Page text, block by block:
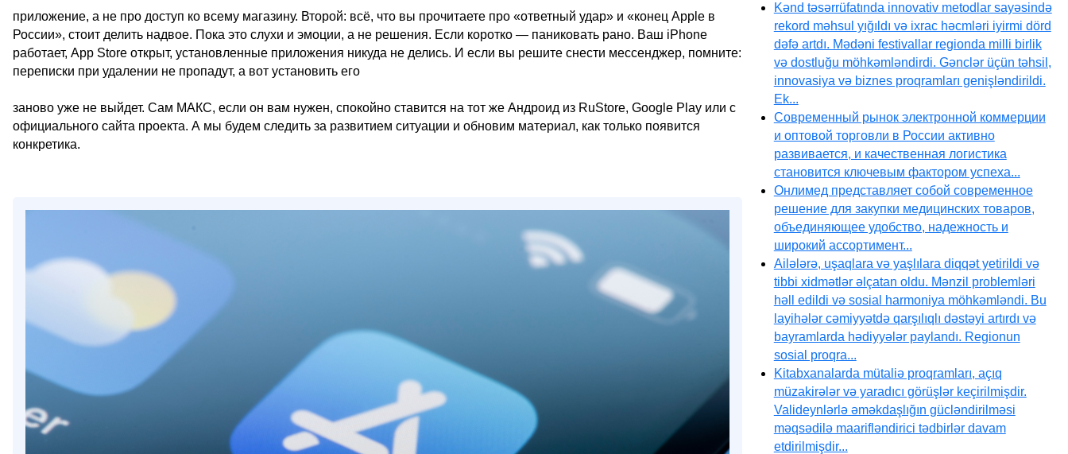
приложение, а не про доступ ко всему магазину. Второй: всё, что вы прочитаете про «ответный удар» и «конец Apple в
России», стоит делить надвое. Пока это слухи и эмоции, а не решения. Если коротко — паниковать рано. Ваш iPhone
работает, App Store открыт, установленные приложения никуда не делись. И если вы решите снести мессенджер, помните:
переписки при удалении не пропадут, а вот установить его
заново уже не выйдет. Сам МАКС, если он вам нужен, спокойно ставится на тот же Андроид из RuStore, Google Play или с
официального сайта проекта. А мы будем следить за развитием ситуации и обновим материал, как только появится
конкретика.
Kənd təsərrüfatında innovativ metodlar sayəsində
rekord məhsul yığıldı və ixrac həcmləri iyirmi dörd
dəfə artdı. Mədəni festivallar regionda milli birlik
və dostluğu möhkəmləndirdi. Gənclər üçün təhsil,
innovasiya və biznes proqramları genişləndirildi.
Ek...
Современный рынок электронной коммерции
и оптовой торговли в России активно
развивается, и качественная логистика
становится ключевым фактором успеха...
Онлимед представляет собой современное
решение для закупки медицинских товаров,
объединяющее удобство, надежность и
широкий ассортимент...
Ailələrə, uşaqlara və yaşlılara diqqət yetirildi və
tibbi xidmətlər əlçatan oldu. Mənzil problemləri
həll edildi və sosial harmoniya möhkəmləndi. Bu
layihələr cəmiyyətdə qarşılıqlı dəstəyi artırdı və
bayramlarda hədiyyələr paylandı. Regionun
sosial proqra...
Kitabxanalarda mütaliə proqramları, açıq
müzakirələr və yaradıcı görüşlər keçirilmişdir.
Valideynlərlə əməkdaşlığın gücləndirilməsi
məqsədilə maarifləndirici tədbirlər davam
etdirilmişdir...